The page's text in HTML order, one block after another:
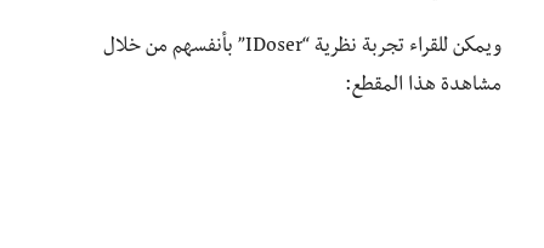
ويمكن للقراء تجربة نظرية “IDoser” بأنفسهم من خلال
مشاهدة هذا المقطع: